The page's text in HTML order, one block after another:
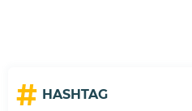
# HASHTAG